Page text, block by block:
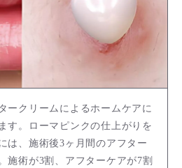
ークリームによるホームケアに
す。ローマピンクの仕上がりを
は、施術後3ヶ月間のアフター
施術が3割、アフターケアが7割